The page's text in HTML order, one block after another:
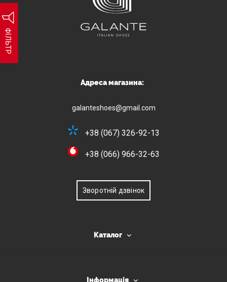
ФІЛЬТР
Адреса магазина:
galanteshoes@gmail.com
+38 (067) 326-92-13
+38 (066) 966-32-63
Зворотній дзвінок
Каталог
Інформація